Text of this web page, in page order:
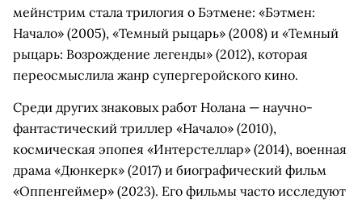
мейнстрим стала трилогия о Бэтмене: «Бэтмен:
Начало» (2005), «Темный рыцарь» (2008) и «Темный
рыцарь: Возрождение легенды» (2012), которая
переосмыслила жанр супергеройского кино.
Среди других знаковых работ Нолана — научно-
фантастический триллер «Начало» (2010),
космическая эпопея «Интерстеллар» (2014), военная
драма «Дюнкерк» (2017) и биографический фильм
«Оппенгеймер» (2023). Его фильмы часто исследуют